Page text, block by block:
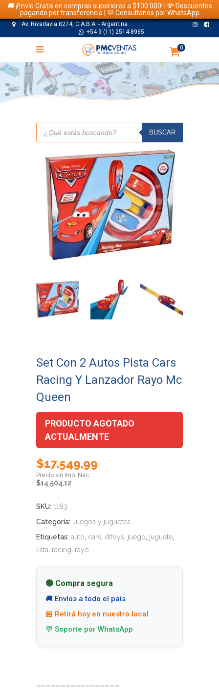
🚚 ¡Envío Gratis en compras superiores a $100.000! | 💸 Descuentos
pagando por transferencia | 💬 Consultanos por WhatsApp
Av. Rivadavia 8274, C.A.B.A. - Argentina
+54 9 (11) 2514-8965
0
TIENDA
Búsqueda
productos
BUSCAR
Set Con 2 Autos Pista Cars
Racing Y Lanzador Rayo Mc
Queen
PRODUCTO AGOTADO
ACTUALMENTE
$17.549,99
$14.504,12
SKU: 1183
Categoría: Juegos y juguetes
Etiquetas: auto, cars, ditoys, juego, juguete,
lista, racing, rayo
🟢 Compra segura
🚚 Envíos a todo el país
🏪 Retirá hoy en nuestro local
💬 Soporte por WhatsApp